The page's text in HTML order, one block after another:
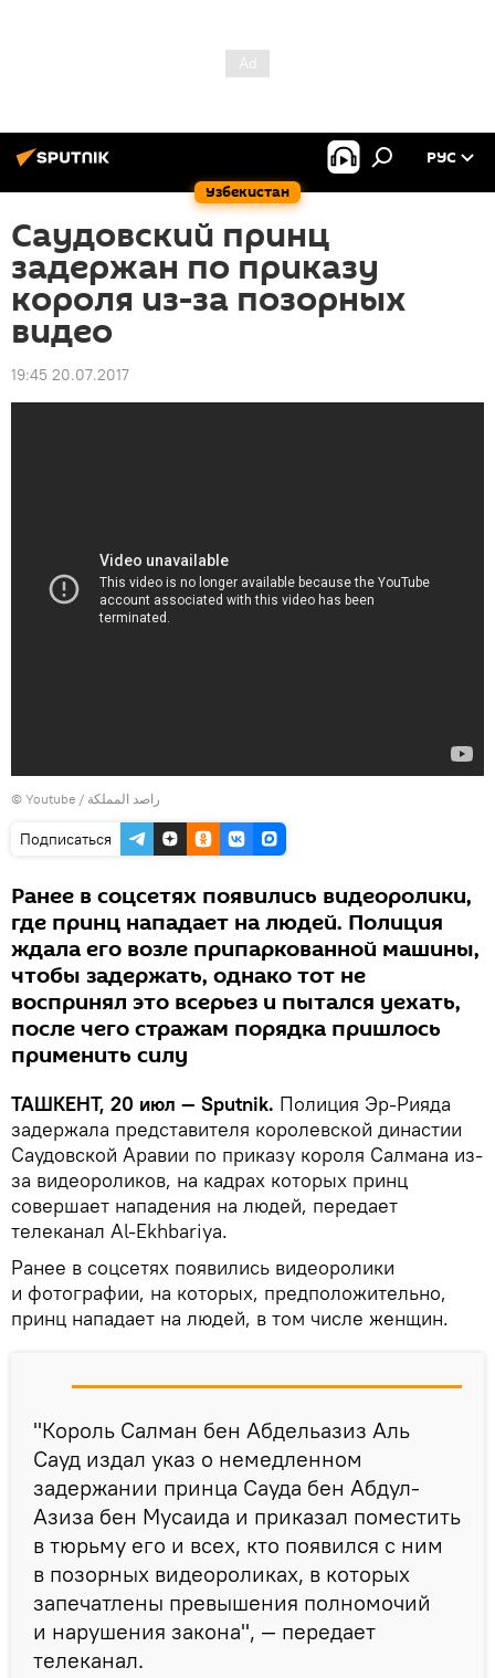
Узбекистан
РУС
Саудовский принц
задержан по приказу
короля из-за позорных
видео
19:45 20.07.2017
© Youtube / راصد المملكة
Подписаться
Ранее в соцсетях появились видеоролики,
где принц нападает на людей. Полиция
ждала его возле припаркованной машины,
чтобы задержать, однако тот не
воспринял это всерьез и пытался уехать,
после чего стражам порядка пришлось
применить силу
ТАШКЕНТ, 20 июл — Sputnik. Полиция Эр-Рияда
задержала представителя королевской династии
Саудовской Аравии по приказу короля Салмана из-
за видеороликов, на кадрах которых принц
совершает нападения на людей, передает
телеканал Al-Ekhbariya.
Ранее в соцсетях появились видеоролики
и фотографии, на которых, предположительно,
принц нападает на людей, в том числе женщин.
"Король Салман бен Абдельазиз Аль
Сауд издал указ о немедленном
задержании принца Сауда бен Абдул-
Азиза бен Мусаида и приказал поместить
в тюрьму его и всех, кто появился с ним
в позорных видеороликах, в которых
запечатлены превышения полномочий
и нарушения закона", — передает
телеканал.